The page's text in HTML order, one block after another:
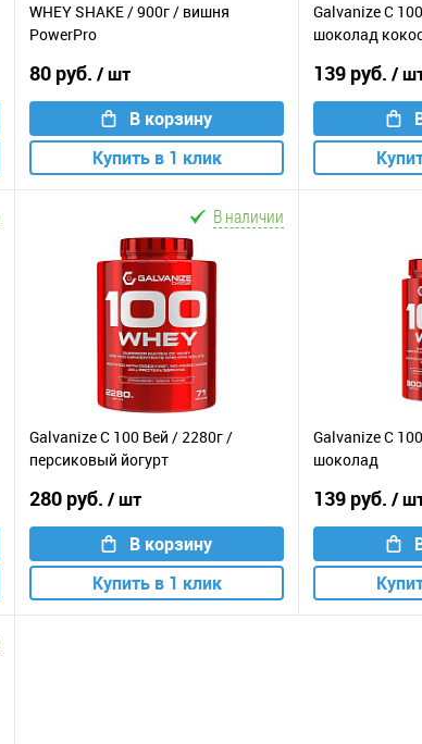
WHEY SHAKE / 900г / вишня
PowerPro
80 руб. / шт
В корзину
Купить в 1 клик
Galvanize C
шоколад
139 руб. /
В наличии
Galvanize C 100 Вей / 2280г /
персиковый йогурт
280 руб. / шт
В корзину
Купить в 1 клик
Galvanize C
шоколад
139 руб. /